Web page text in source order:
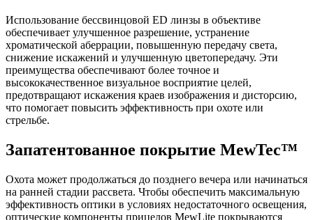
Использование бессвинцовой ED линзы в объективе
обеспечивает улучшенное разрешение, устранение
хроматической аберрации, повышенную передачу света,
снижение искажений и улучшенную цветопередачу. Эти
преимущества обеспечивают более точное и
высококачественное визуальное восприятие целей,
предотвращают искажения краев изображения и дисторсию,
что помогает повысить эффективность при охоте или
стрельбе.
Запатентованное покрытие MewTec™
Охота может продолжаться до позднего вечера или начинаться
на ранней стадии рассвета. Чтобы обеспечить максимальную
эффективность оптики в условиях недостаточного освещения,
оптические компоненты прицелов MewLite покрываются